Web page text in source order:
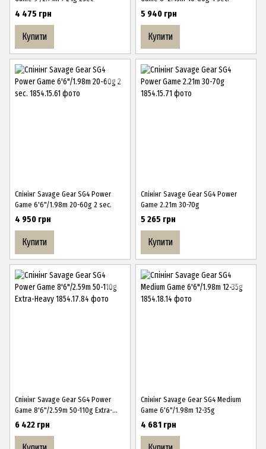
4 475 грн
Купити
5 940 грн
Купити
Спінінг Savage Gear SG4 Power
Game 6'6"/1.98m 20-60g 2 sec.
4 950 грн
Купити
Спінінг Savage Gear SG4 Power
Game 2.21m 30-70g
5 265 грн
Купити
Спінінг Savage Gear SG4 Power
Game 8'6"/2.59m 50-110g Extra-
Heavy
6 422 грн
Спінінг Savage Gear SG4 Medium
Game 6'6"/1.98m 12-35g
4 681 грн